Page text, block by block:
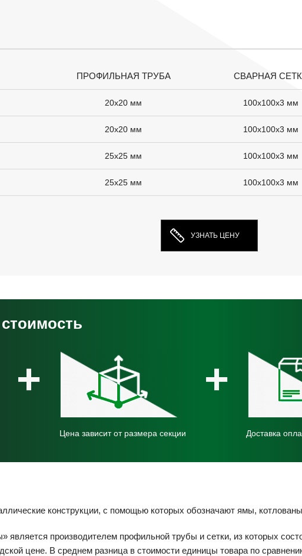
ПРОФИЛЬНАЯ ТРУБА СВАРНАЯ
20х20 мм 100х100х3 мм
20х20 мм 100х100х3 мм
25х25 мм 100х100х3 мм
25х25 мм 100х100х3 мм
УЗНАТЬ ЦЕНУ
+
Цена зависит от размера секции
+
Доставка
конструкции, с помощью которых обозначают ямы,
является производителем профильной трубы и сетки, из которых
цене. В среднем разница в стоимости единицы товара по